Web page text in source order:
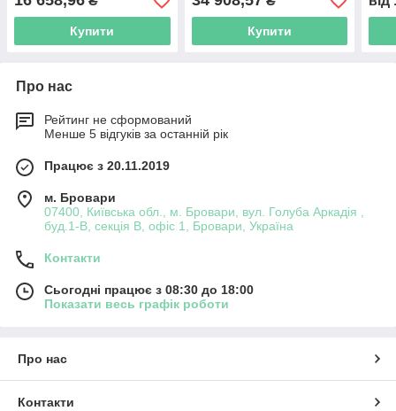
Купити Купити
Про нас
Рейтинг не сформований
Менше 5 відгуків за останній рік
Працює з 20.11.2019
м. Бровари
07400, Київська обл., м. Бровари, вул. Голуба Аркадія ,
буд.1-В, секція В, офіс 1, Бровари, Україна
Контакти
Сьогодні працює з 08:30 до 18:00
Показати весь графік роботи
Про нас
Контакти